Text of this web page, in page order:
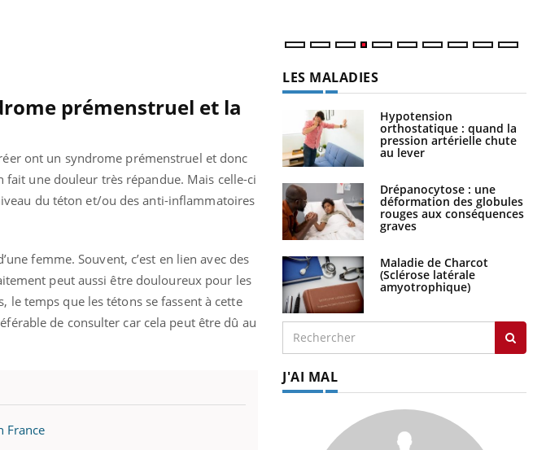
prémenstruel et la
ont un syndrome prémenstruel et donc
une douleur très répandue. Mais celle-ci
du téton et/ou des anti-inflammatoires
femme. Souvent, c’est en lien avec des
peut aussi être douloureux pour les
temps que les tétons se fassent à cette
de consulter car cela peut être dû au
France
LES MALADIES
Hypotension
orthostatique : quand la
pression artérielle chute
au lever
Drépanocytose : une
déformation des globules
rouges aux conséquences
graves
Maladie de Charcot
(Sclérose latérale
amyotrophique)
J'AI MAL